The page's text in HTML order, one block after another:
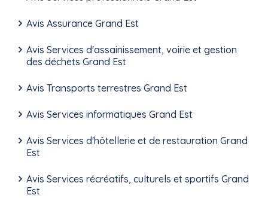
Avis Assurance Grand Est
Avis Services d'assainissement, voirie et gestion
des déchets Grand Est
Avis Transports terrestres Grand Est
Avis Services informatiques Grand Est
Avis Services d'hôtellerie et de restauration Grand
Est
Avis Services récréatifs, culturels et sportifs Grand
Est